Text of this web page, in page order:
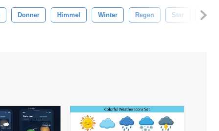
Donner Himmel Winter Regen Star Licht